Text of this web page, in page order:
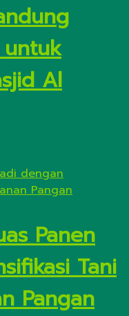
untuk
Al
Panen
Tani
Pangan